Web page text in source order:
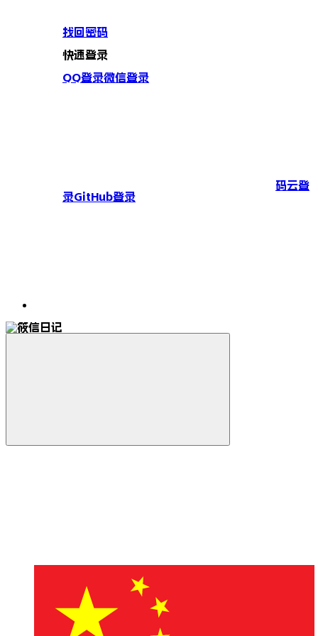
找回密码
快速登录
QQ登录微信登录
码云登
录GitHub登录